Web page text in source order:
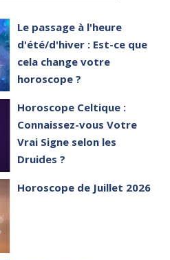
Le passage à l'heure
d'été/d'hiver : Est-ce que
cela change votre
horoscope ?
Horoscope Celtique :
Connaissez-vous Votre
Vrai Signe selon les
Druides ?
Horoscope de Juillet 2026